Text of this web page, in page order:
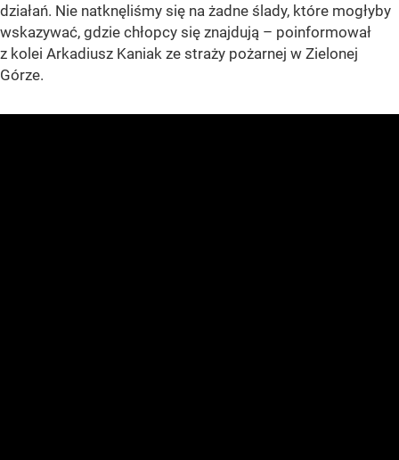
działań. Nie natknęliśmy się na żadne ślady, które mogłyby
wskazywać, gdzie chłopcy się znajdują – poinformował
z kolei Arkadiusz Kaniak ze straży pożarnej w Zielonej
Górze.